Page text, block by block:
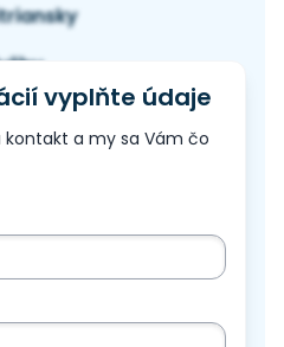
vyplňte údaje
a my sa Vám čo